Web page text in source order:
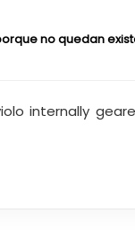
no quedan
internally